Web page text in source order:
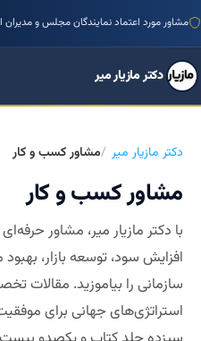
مشاور مورد اعتماد نمایندگان مجلس و مدیران
دکتر مازیار میر
دکتر مازیار میر مشاور کسب و کار
مشاور کسب و کار
با دکتر مازیار میر، مشاور
افزایش سود، توسعه بازار،
سازمانی را بیاموزید. مقالات
استراتژی‌های جهانی برای